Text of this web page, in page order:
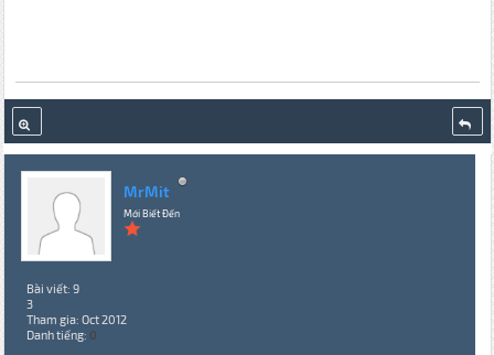
MrMit
Mới Biết Đến
Bài viết: 9
3
Tham gia: Oct 2012
Danh tiếng: 0